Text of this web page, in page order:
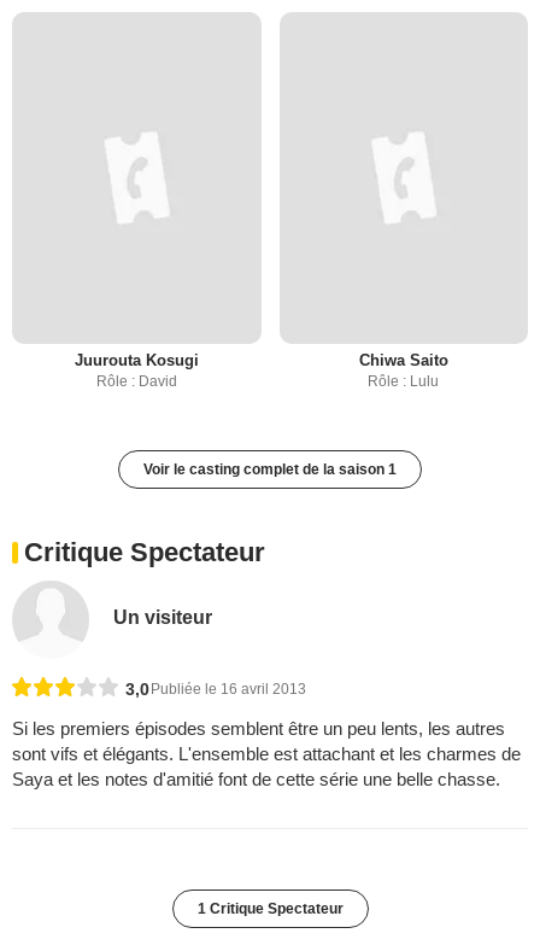
Juurouta Kosugi
Rôle : David
Chiwa Saito
Rôle : Lulu
Voir le casting complet de la saison 1
Critique Spectateur
Un visiteur
3,0Publiée le 16 avril 2013
Si les premiers épisodes semblent être un peu lents, les autres
sont vifs et élégants. L'ensemble est attachant et les charmes de
Saya et les notes d'amitié font de cette série une belle chasse.
1 Critique Spectateur